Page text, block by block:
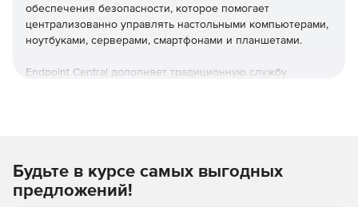
обеспечения безопасности, которое помогает
централизованно управлять настольными компьютерами,
ноутбуками, серверами, смартфонами и планшетами.
Endpoint Central дополняет традиционную службу
образов и развертывание ОС. Кроме того,решение
позволяет управлять активами и лицензиями на ПО,
отслеживать статистику использования ПО, управлять
Будьте в курсе самых выгодных
предложений!